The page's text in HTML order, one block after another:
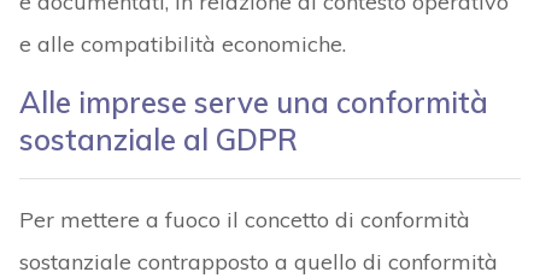
e alle compatibilità economiche.
Alle imprese serve una conformità
sostanziale al GDPR
Per mettere a fuoco il concetto di conformità
sostanziale contrapposto a quello di conformità